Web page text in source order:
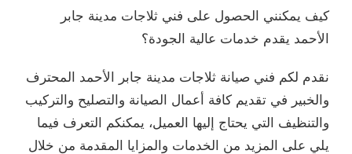
كيف يمكنني الحصول على فني ثلاجات مدينة جابر
الأحمد يقدم خدمات عالية الجودة؟
نقدم لكم فني صيانة ثلاجات مدينة جابر الأحمد المحترف
والخبير في تقديم كافة أعمال الصيانة والتصليح والتركيب
والتنظيف التي يحتاج إليها العميل، يمكنكم التعرف فيما
يلي على المزيد من الخدمات والمزايا المقدمة من خلال